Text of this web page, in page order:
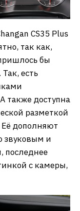
CS35 Plus
так как,
бы
есть
также доступна
разметкой
дополняют
звуковым и
последнее
с камеры,